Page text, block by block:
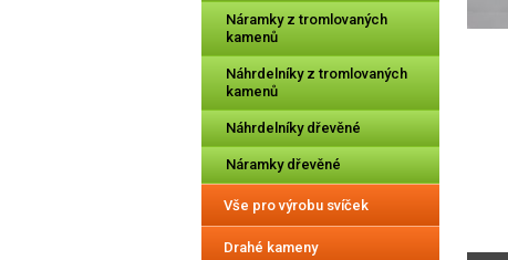
Náramky z tromlovaných
kamenů
Náhrdelníky z tromlovaných
kamenů
Náhrdelníky dřevěné
Náramky dřevěné
Vše pro výrobu svíček
Drahé kameny